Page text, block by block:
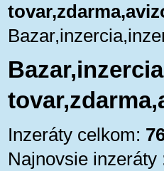
Inzeráty celkom:
Najnovsie inzeráty